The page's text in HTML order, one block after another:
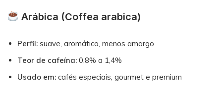
Arábica (Coffea arabica)
Perfil: suave, aromático, menos amargo
Teor de cafeína: 0,8% a 1,4%
Usado em: cafés especiais, gourmet e premium